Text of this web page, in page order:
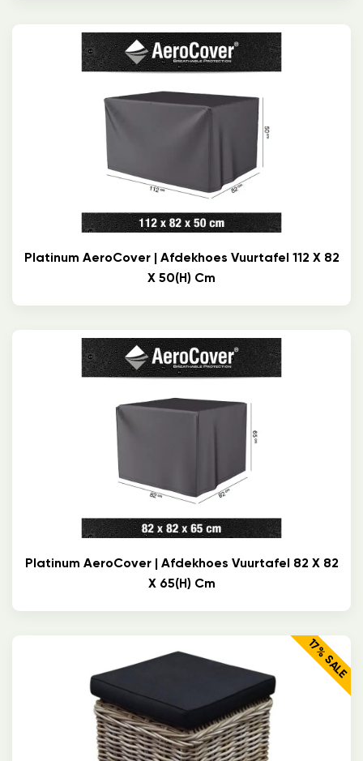
Platinum AeroCover | Afdekhoes Vuurtafel 112 X 82
X 50(h) Cm
Platinum AeroCover | Afdekhoes Vuurtafel 82 X 82
X 65(h) Cm
17% SALE